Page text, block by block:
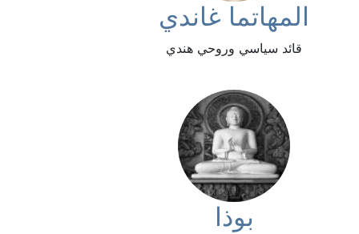
المهاتما غاندي
قائد سياسي وروحي هندي
بوذا